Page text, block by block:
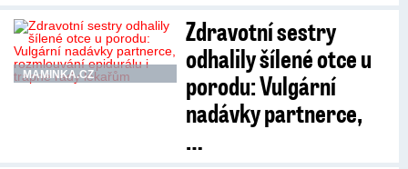
MAMINKA.CZ
Zdravotní sestry
odhalily šílené otce u
porodu: Vulgární
nadávky partnerce,
…